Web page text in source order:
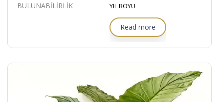
BULUNABİLİRLİK YIL BOYU
Read more